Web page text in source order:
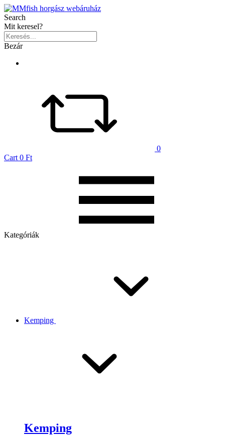
Search
Mit keresel?
Bezár
0
Cart 0 Ft
Kategóriák
Kemping
Kemping